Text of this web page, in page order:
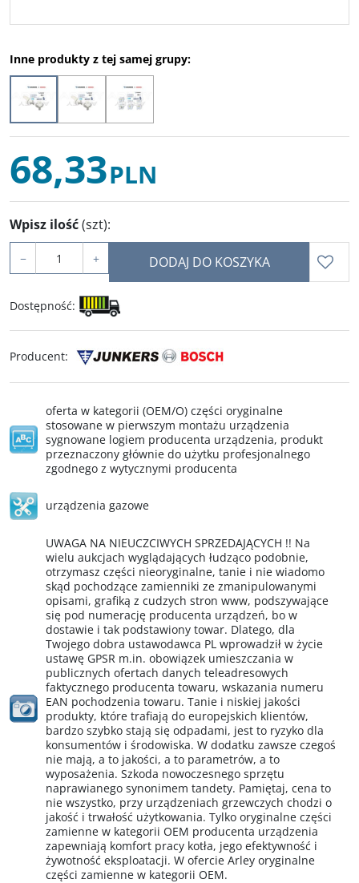
Inne produkty z tej samej grupy:
68,33PLN
Wpisz ilość(szt):
− + DODAJ DO KOSZYKA
Dostępność:
Producent:
oferta w kategorii (OEM/O) części oryginalne
stosowane w pierwszym montażu urządzenia
sygnowane logiem producenta urządzenia, produkt
przeznaczony głównie do użytku profesjonalnego
zgodnego z wytycznymi producenta
urządzenia gazowe
UWAGA NA NIEUCZCIWYCH SPRZEDAJĄCYCH !! Na
wielu aukcjach wyglądających łudząco podobnie,
otrzymasz części nieoryginalne, tanie i nie wiadomo
skąd pochodzące zamienniki ze zmanipulowanymi
opisami, grafiką z cudzych stron www, podszywające
się pod numerację producenta urządzeń, bo w
dostawie i tak podstawiony towar. Dlatego, dla
Twojego dobra ustawodawca PL wprowadził w życie
ustawę GPSR m.in. obowiązek umieszczania w
publicznych ofertach danych teleadresowych
faktycznego producenta towaru, wskazania numeru
EAN pochodzenia towaru. Tanie i niskiej jakości
produkty, które trafiają do europejskich klientów,
bardzo szybko stają się odpadami, jest to ryzyko dla
konsumentów i środowiska. W dodatku zawsze czegoś
nie mają, a to jakości, a to parametrów, a to
wyposażenia. Szkoda nowoczesnego sprzętu
naprawianego synonimem tandety. Pamiętaj, cena to
nie wszystko, przy urządzeniach grzewczych chodzi o
jakość i trwałość użytkowania. Tylko oryginalne części
zamienne w kategorii OEM producenta urządzenia
zapewniają komfort pracy kotła, jego efektywność i
żywotność eksploatacji. W ofercie Arley oryginalne
części zamienne w kategorii OEM.